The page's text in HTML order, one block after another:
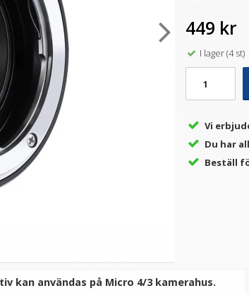
Up Ring 58-62mm -
filtergängan större
★ ★ ★
79 kr
I VARUKORG
Step Up Ring 55-58mm -
Gör filtergängan större
69 kr
LÄGG I VARUKORG
449 kr
I lager (4 st)
Vi
Du har
Beställ
kan användas på Micro 4/3 kamerahus.